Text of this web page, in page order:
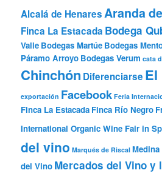
Alcalá de HenaresAranda
Finca La Estacada Bodega
Valle Bodegas Martúe Bodegas
Páramo Arroyo Bodegas Verum cata
Chinchón Diferenciarse El
exportación Facebook Feria
Finca La Estacada Finca Río Negro
International Organic Wine Fair in
del vino Marqués de Riscal
del Vino Mercados del Vino y